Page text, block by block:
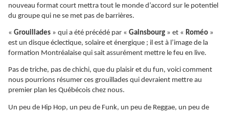
nouveau format court mettra tout le monde d’accord sur le potentiel
du groupe qui ne se met pas de barrières.
« Grouillades » qui a été précédé par « Gainsbourg » et « Roméo »
est un disque éclectique, solaire et énergique ; il est à l’image de la
formation Montréalaise qui sait assurément mettre le feu en live.
Pas de triche, pas de chichi, que du plaisir et du fun, voici comment
nous pourrions résumer ces grouillades qui devraient mettre au
premier plan les Québécois chez nous.
Un peu de Hip Hop, un peu de Funk, un peu de Reggae, un peu de